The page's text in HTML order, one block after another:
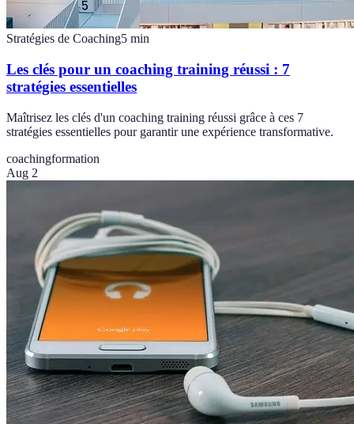
Stratégies de Coaching5 min
Les clés pour un coaching training réussi : 7
stratégies essentielles
Maîtrisez les clés d'un coaching training réussi grâce à ces 7
stratégies essentielles pour garantir une expérience transformative.
coachingformation
Aug 2